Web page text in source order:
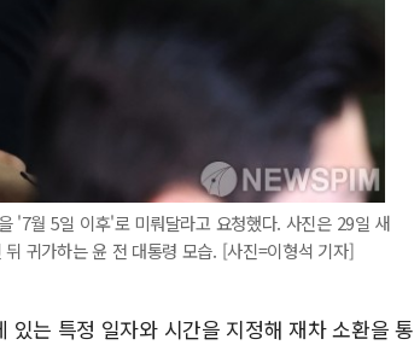
'7월 5일 이후'로 미뤄달라고 요청했다. 사진은 29일 새
귀가하는 윤 전 대통령 모습. [사진=이형석 기자]
는 특정 일자와 시간을 지정해 재차 소환을 통